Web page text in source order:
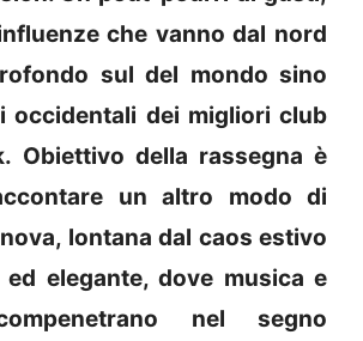
che vanno dal nord
sul del mondo sino
occidentali dei migliori club
Obiettivo della rassegna è
un altro modo di
lontana dal caos estivo
elegante, dove musica e
nel segno